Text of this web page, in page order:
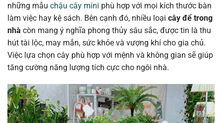
những mẫu chậu cây mini phù hợp với mọi kích thước bàn
làm việc hay kệ sách. Bên cạnh đó, nhiều loại cây để trong
nhà còn mang ý nghĩa phong thủy sâu sắc, được tin là thu
hút tài lộc, may mắn, sức khỏe và vượng khí cho gia chủ.
Việc lựa chọn cây phù hợp với mệnh và không gian sẽ giúp
tăng cường năng lượng tích cực cho ngôi nhà.